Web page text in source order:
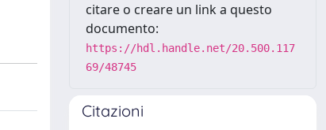
citare o creare un link a questo
documento:
https://hdl.handle.net/20.500.117
69/48745
Citazioni